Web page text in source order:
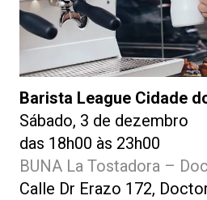
Barista League Cidade
Sábado, 3 de dezembro
das 18h00 às 23h00
BUNA La Tostadora –
Calle Dr Erazo 172,